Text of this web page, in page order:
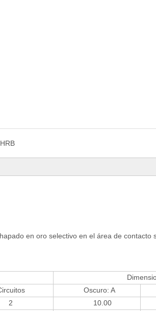
HRB
en oro selectivo en el área de contacto
Oscuro: A
2 10.00